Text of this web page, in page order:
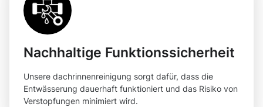
Nachhaltige Funktionssicherheit
Unsere dachrinnenreinigung sorgt dafür, dass die
Entwässerung dauerhaft funktioniert und das Risiko von
Verstopfungen minimiert wird.